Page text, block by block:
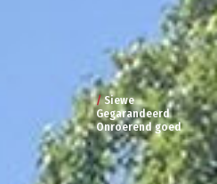
/Siewe
Gegarandeerd
Onroerend goed